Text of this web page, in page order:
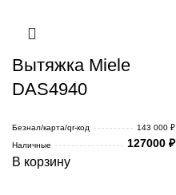
Вытяжка Miele
DAS4940
Безнал/карта/qr-код
143 000 ₽
Наличные
127000 ₽
В корзину